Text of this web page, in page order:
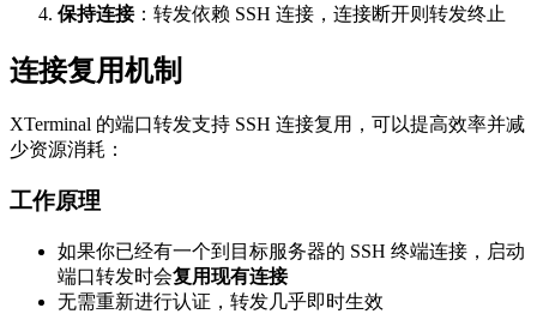
保持连接：转发依赖 SSH 连接，连接断开则转发终止
连接复用机制
XTerminal 的端口转发支持 SSH 连接复用，可以提高效率并减
少资源消耗：
工作原理
如果你已经有一个到目标服务器的 SSH 终端连接，启动
端口转发时会复用现有连接
无需重新进行认证，转发几乎即时生效